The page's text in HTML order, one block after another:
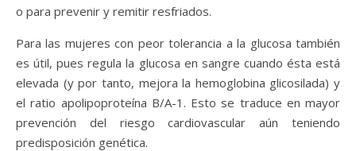
o para prevenir y remitir resfriados.
Para las mujeres con peor tolerancia a la glucosa también
es útil, pues regula la glucosa en sangre cuando ésta está
elevada (y por tanto, mejora la hemoglobina glicosilada) y
el ratio apolipoproteína B/A-1. Esto se traduce en mayor
prevención del riesgo cardiovascular aún teniendo
predisposición genética.